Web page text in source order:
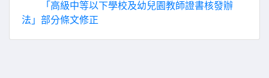
「高級中等以下學校及幼兒園教師證書核發辦
法」部分條文修正